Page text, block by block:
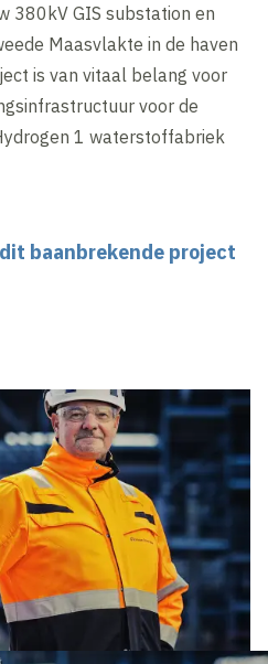
380kV GIS substation en
Maasvlakte in de haven
is van vitaal belang voor
voor de
1 waterstoffabriek
baanbrekende project